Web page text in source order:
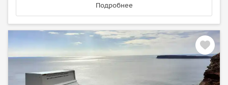
Подробнее